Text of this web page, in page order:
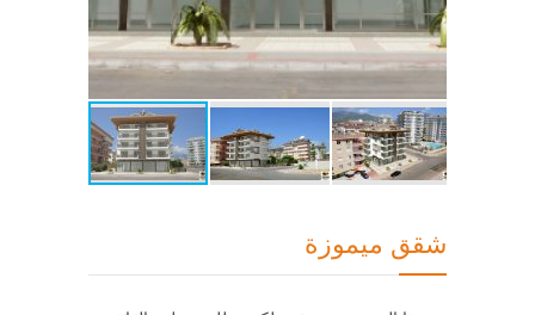
شقق ميموزة